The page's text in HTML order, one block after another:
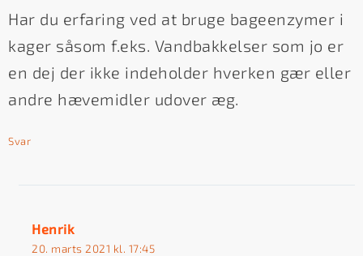
Har du erfaring ved at bruge bageenzymer i
kager såsom f.eks. Vandbakkelser som jo er
en dej der ikke indeholder hverken gær eller
andre hævemidler udover æg.
Svar
Henrik
20. marts 2021 kl. 17:45